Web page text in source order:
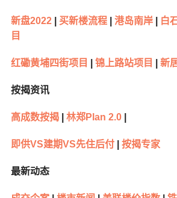
新盘2022| 买新楼流程| 港岛南岸| 白
目
红磡黄埔四街项目 锦上路站项目 新
按揭资讯
高成数按揭| 林郑Plan 2.0|
即供VS建期VS先住后付 按揭专家
最新动态